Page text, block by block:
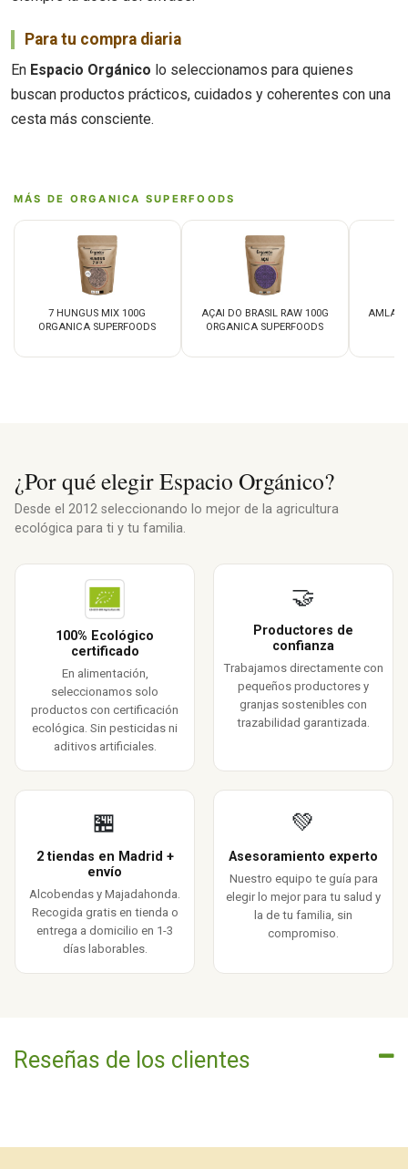
Para tu compra diaria
En Espacio Orgánico lo seleccionamos para quienes
buscan productos prácticos, cuidados y coherentes con una
cesta más consciente.
MÁS DE ORGANICA SUPERFOODS
7 HUNGUS MIX 100G
ORGANICA SUPERFOODS
AÇAI DO BRASIL RAW 100G
ORGANICA SUPERFOODS
AMLA
¿Por qué elegir Espacio Orgánico?
Desde el 2012 seleccionando lo mejor de la agricultura
ecológica para ti y tu familia.
100% Ecológico
certificado
En alimentación,
seleccionamos solo
productos con certificación
ecológica. Sin pesticidas ni
aditivos artificiales.
🤝
Productores de
confianza
Trabajamos directamente con
pequeños productores y
granjas sostenibles con
trazabilidad garantizada.
🏪
2 tiendas en Madrid +
envío
Alcobendas y Majadahonda.
Recogida gratis en tienda o
entrega a domicilio en 1-3
días laborables.
💚
Asesoramiento experto
Nuestro equipo te guía para
elegir lo mejor para tu salud y
la de tu familia, sin
compromiso.
Reseñas de los clientes